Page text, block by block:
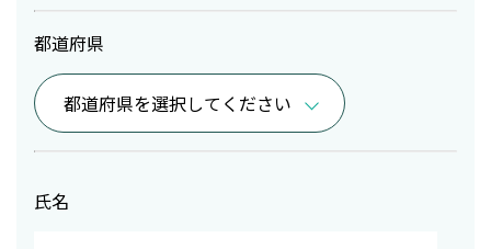
都道府県
氏名